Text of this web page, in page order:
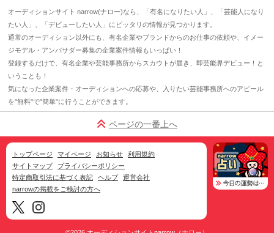
オーディションサイト narrow(ナロー)なら、「有名になりたい人」、「芸能人になり
たい人」、「デビューしたい人」にピッタリの情報が見つかります。
通常のオーディション以外にも、有名企業やブランドからのお仕事の依頼や、イメー
ジモデル・アンバサダー募集の企業案件情報もいっぱい！
登録するだけで、有名企業や芸能事務所からスカウトが届き、即芸能界デビュー！と
いうことも！
気になった企業案件・オーディションへの応募や、入りたい芸能事務所へのアピール
を"無料"で"簡単"に行うことができます。
ページの一番上へ
トップページ マイページ お知らせ
利用規約
サイトマップ
プライバシーポリシー
特定商取引法に基づく表記
ヘルプ
運営会社
narrowの掲載をご検討の方へ